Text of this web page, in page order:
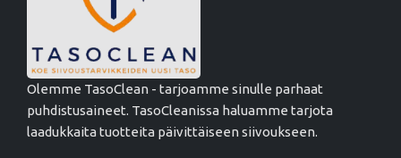
Olemme TasoClean - tarjoamme sinulle parhaat
puhdistusaineet. TasoCleanissa haluamme tarjota
laadukkaita tuotteita päivittäiseen siivoukseen.